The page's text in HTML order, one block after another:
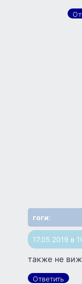
гоги:
17.05.2019 в
также не
Ответить